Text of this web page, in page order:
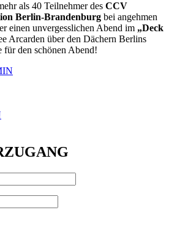
als 40 Teilnehmer des CCV
Berlin-Brandenburg bei angehmen
einen unvergesslichen Abend im „Deck
Arcarden über den Dächern Berlins
für den schönen Abend!